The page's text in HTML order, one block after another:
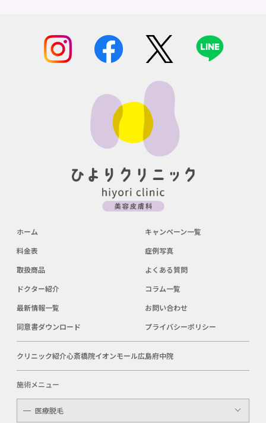
ホーム
キャンペーン一覧
料金表
症例写真
取扱商品
よくある質問
ドクター紹介
コラム一覧
最新情報一覧
お問い合わせ
同意書ダウンロード
プライバシーポリシー
クリニック紹介心斎橋院イオンモール広島府中院
施術メニュー
医療脱毛